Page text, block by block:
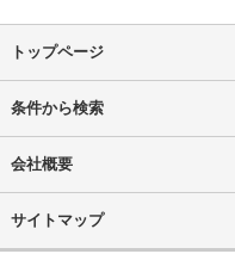
トップページ
条件から検索
会社概要
サイトマップ